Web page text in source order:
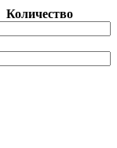
Количество